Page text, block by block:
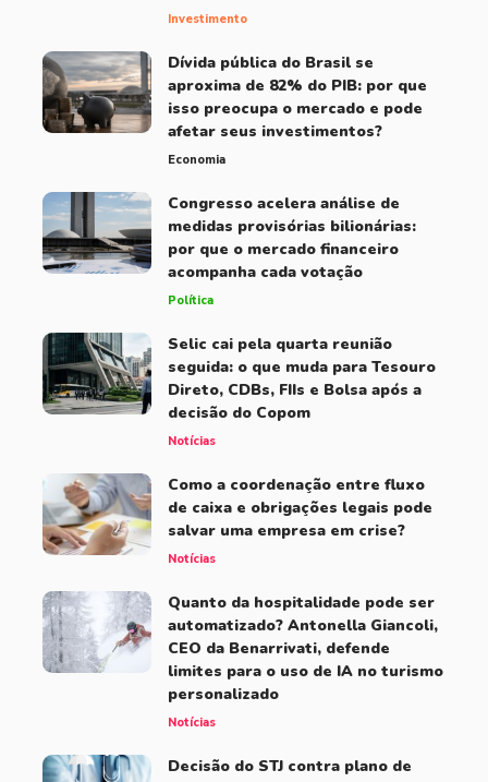
Investimento
Dívida pública do Brasil se
aproxima de 82% do PIB: por que
isso preocupa o mercado e pode
afetar seus investimentos?
Economia
Congresso acelera análise de
medidas provisórias bilionárias:
por que o mercado financeiro
acompanha cada votação
Política
Selic cai pela quarta reunião
seguida: o que muda para Tesouro
Direto, CDBs, FIIs e Bolsa após a
decisão do Copom
Notícias
Como a coordenação entre fluxo
de caixa e obrigações legais pode
salvar uma empresa em crise?
Notícias
Quanto da hospitalidade pode ser
automatizado? Antonella Giancoli,
CEO da Benarrivati, defende
limites para o uso de IA no turismo
personalizado
Notícias
Decisão do STJ contra plano de